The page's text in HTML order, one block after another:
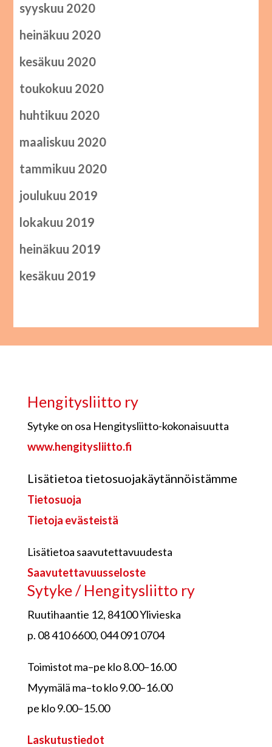
syyskuu 2020
heinäkuu 2020
kesäkuu 2020
toukokuu 2020
huhtikuu 2020
maaliskuu 2020
tammikuu 2020
joulukuu 2019
lokakuu 2019
heinäkuu 2019
kesäkuu 2019
Hengitysliitto ry
Sytyke on osa Hengitysliitto-kokonaisuutta
www.hengitysliitto.fi
Lisätietoa tietosuojakäytännöistämme
Tietosuoja
Tietoja evästeistä
Lisätietoa saavutettavuudesta
Saavutettavuusseloste
Sytyke / Hengitysliitto ry
Ruutihaantie 12, 84100 Ylivieska
p. 08 410 6600, 044 091 0704
Toimistot ma–pe klo 8.00–16.00
Myymälä ma–to klo 9.00–16.00
pe klo 9.00–15.00
Laskutustiedot